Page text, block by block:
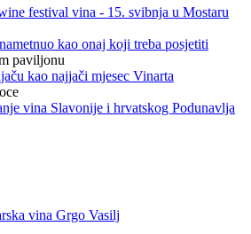
festival vina - 15. svibnja u Mostaru
kao onaj koji treba posjetiti
kao najjači mjesec Vinarta
vina Slavonije i hrvatskog Podunavlja
vina Grgo Vasilj